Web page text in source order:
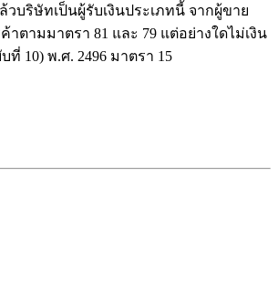
บริษัทเป็นผู้รับเงินประเภทนี้ จากผู้ขาย
ามมาตรา 81 และ 79 แต่อย่างใดไม่เงิน
10) พ.ศ. 2496 มาตรา 15